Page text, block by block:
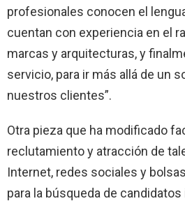
profesionales conocen el
cuentan con experiencia en el
marcas y arquitecturas, y
servicio, para ir más allá de un
nuestros clientes”.
Otra pieza que ha modificado
reclutamiento y atracción de
Internet, redes sociales y
para la búsqueda de candidatos